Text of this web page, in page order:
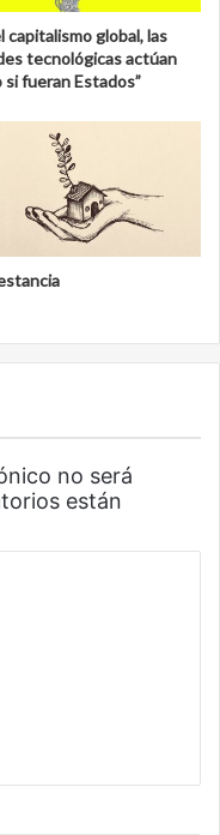
capitalismo global, las
tecnológicas actúan
si fueran Estados”
no será
están